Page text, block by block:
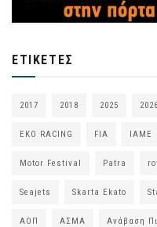
ΕΤΙΚΈΤΕΣ
2017 2018 2025 2026
EKO RACING FIA IAME
Motor Festival Patra
Seajets Skarta Ekato
ΑΟΠ ΑΣΜΑ Ανάβαση